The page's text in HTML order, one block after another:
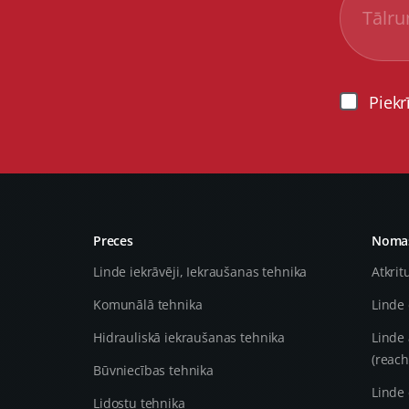
Preces
Linde iekrāvēji, Iekraušanas tehnika
Komunālā tehnika
Hidrauliskā iekraušanas tehnika
Būvniecības tehnika
Lidostu tehnika
Linde
Linde